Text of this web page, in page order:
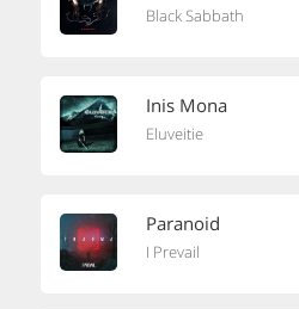
Black Sabbath
Inis Mona
Eluveitie
Paranoid
I Prevail